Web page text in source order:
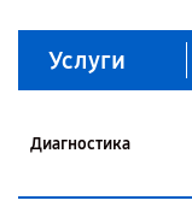
Услуги
Диагностика